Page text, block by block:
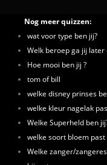
Nog meer quizzen:
wat voor type ben jij?
Welk beroep ga jij later
Hoe mooi ben jij ?
tom of bill
welke disney prinses
welke kleur nagelak
Welke Superheld ben
welke soort bloem
Welke zanger/